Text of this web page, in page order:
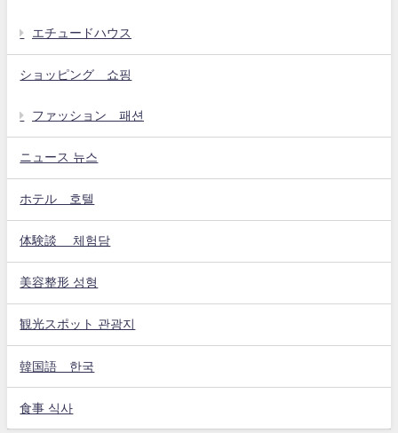
エチュードハウス
ショッピング 쇼핑
ファッション 패션
ニュース 뉴스
ホテル 호텔
体験談 체험담
美容整形 성형
観光スポット 관광지
韓国語 한국
食事 식사